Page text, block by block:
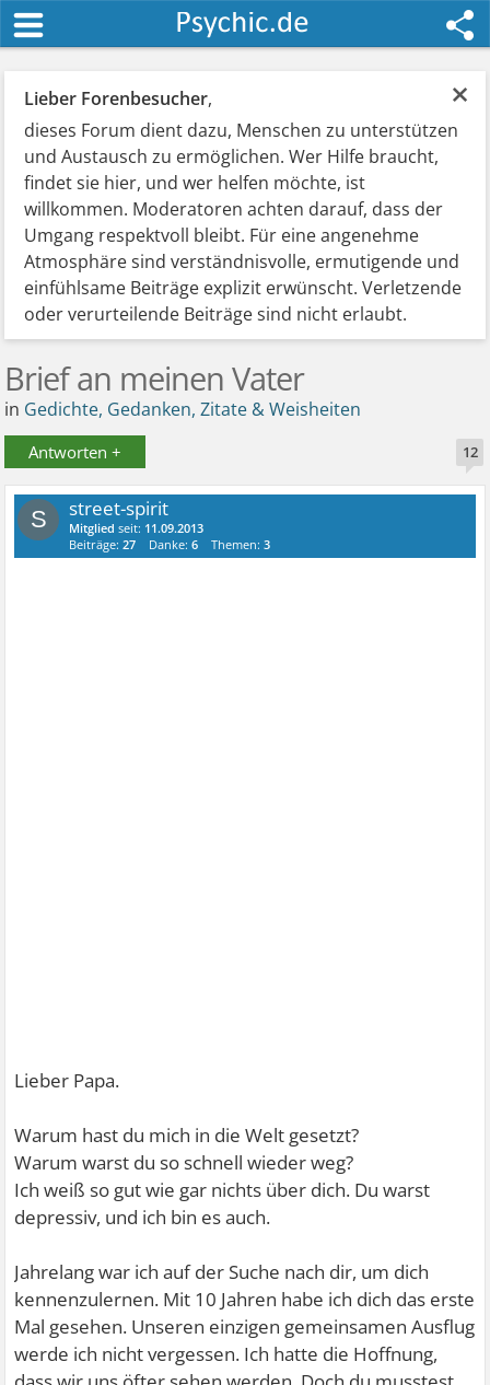
×
Lieber Forenbesucher,
dieses Forum dient dazu, Menschen zu unterstützen
und Austausch zu ermöglichen. Wer Hilfe braucht,
findet sie hier, und wer helfen möchte, ist
willkommen. Moderatoren achten darauf, dass der
Umgang respektvoll bleibt. Für eine angenehme
Atmosphäre sind verständnisvolle, ermutigende und
einfühlsame Beiträge explizit erwünscht. Verletzende
oder verurteilende Beiträge sind nicht erlaubt.
Brief an meinen Vater
in Gedichte, Gedanken, Zitate & Weisheiten
Antworten + 12
S street-spirit
Mitglied seit: 11.09.2013
Beiträge:27 Danke:6 Themen:3
Lieber Papa.
Warum hast du mich in die Welt gesetzt?
Warum warst du so schnell wieder weg?
Ich weiß so gut wie gar nichts über dich. Du warst
depressiv, und ich bin es auch.
Jahrelang war ich auf der Suche nach dir, um dich
kennenzulernen. Mit 10 Jahren habe ich dich das erste
Mal gesehen. Unseren einzigen gemeinsamen Ausflug
werde ich nicht vergessen. Ich hatte die Hoffnung,